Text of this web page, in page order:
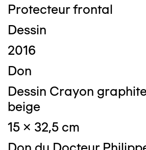
Protecteur frontal
Dessin
2016
Don
Dessin Crayon
beige
15 x 32,5 cm